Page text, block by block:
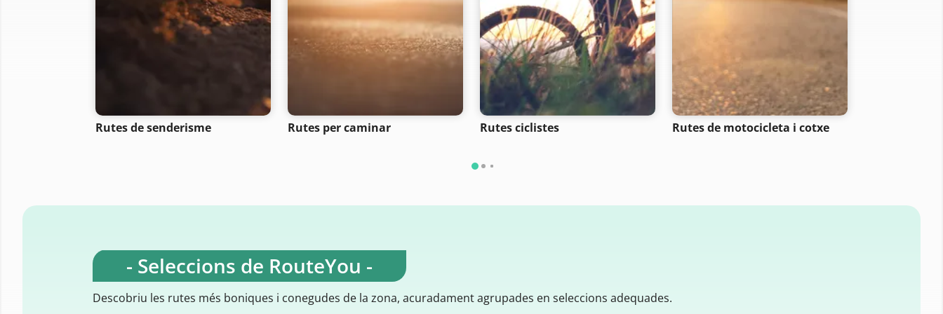
Rutes de senderisme Rutes per caminar Rutes ciclistes Rutes de motocicleta i cotxe
- Seleccions de RouteYou -
Descobriu les rutes més boniques i conegudes de la zona, acuradament agrupades en seleccions adequades.